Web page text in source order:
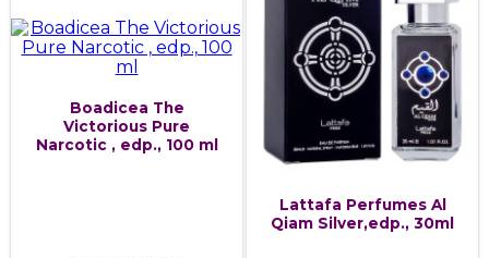
Boadicea The
Victorious Pure
Narcotic , edp., 100 ml
Lattafa Perfumes Al
Qiam Silver,edp., 30ml